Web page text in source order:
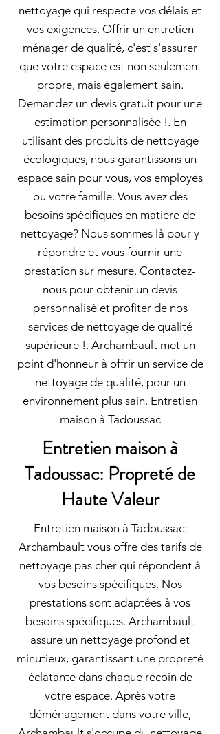
nettoyage qui respecte vos délais et
vos exigences. Offrir un entretien
ménager de qualité, c'est s'assurer
que votre espace est non seulement
propre, mais également sain.
Demandez un devis gratuit pour une
estimation personnalisée !. En
utilisant des produits de nettoyage
écologiques, nous garantissons un
espace sain pour vous, vos employés
ou votre famille. Vous avez des
besoins spécifiques en matière de
nettoyage? Nous sommes là pour y
répondre et vous fournir une
prestation sur mesure. Contactez-
nous pour obtenir un devis
personnalisé et profiter de nos
services de nettoyage de qualité
supérieure !. Archambault met un
point d'honneur à offrir un service de
nettoyage de qualité, pour un
environnement plus sain. Entretien
maison à Tadoussac
Entretien maison à
Tadoussac: Propreté de
Haute Valeur
Entretien maison à Tadoussac:
Archambault vous offre des tarifs de
nettoyage pas cher qui répondent à
vos besoins spécifiques. Nos
prestations sont adaptées à vos
besoins spécifiques. Archambault
assure un nettoyage profond et
minutieux, garantissant une propreté
éclatante dans chaque recoin de
votre espace. Après votre
déménagement dans votre ville,